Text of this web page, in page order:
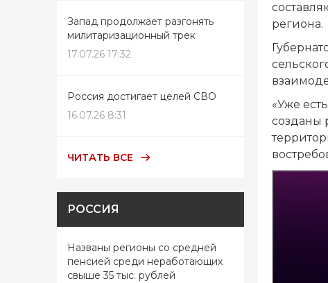
Запад продолжает разгонять
милитаризационный трек
17.07.26 17:32
Россия достигает целей СВО
16.07.26 8:31
ЧИТАТЬ ВСЕ
РОССИЯ
Названы регионы со средней
пенсией среди неработающих
свыше 35 тыс. рублей
региона.
«Уже
созданы